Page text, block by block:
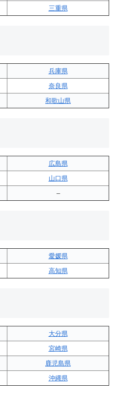
三重県
兵庫県
奈良県
和歌山県
広島県
山口県
–
愛媛県
高知県
大分県
宮崎県
鹿児島県
沖縄県